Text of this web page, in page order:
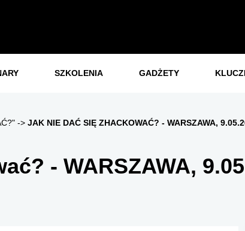
SZKOLENIA GADŻETY
JAK NIE DAĆ SIĘ ZHACKOWAĆ? - WARSZAWA,
- WARSZAWA,